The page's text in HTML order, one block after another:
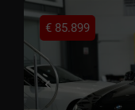
€ 85.899